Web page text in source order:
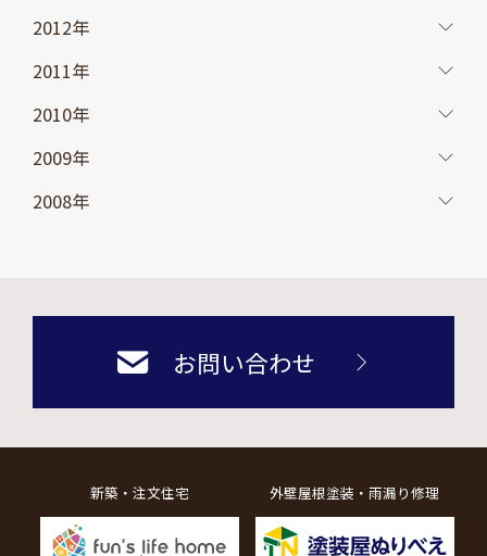
2012年
2011年
2010年
2009年
2008年
お問い合わせ
新築・注文住宅 外壁屋根塗装・雨漏り修理